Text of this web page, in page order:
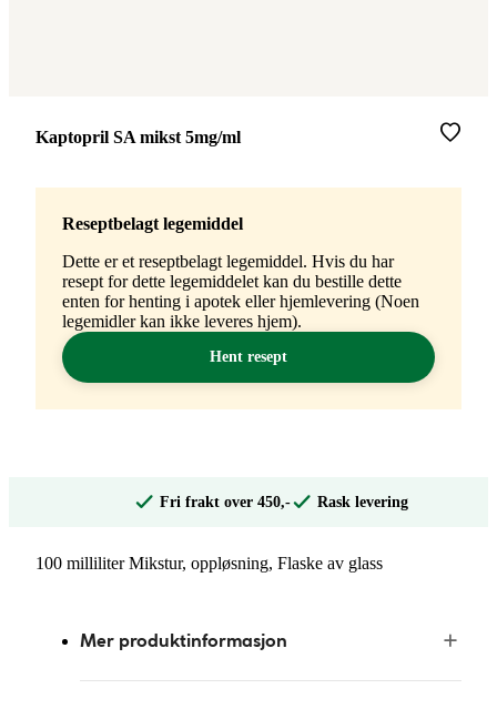
Merke:
Kaptopril SA mikst 5mg/ml
Reseptbelagt legemiddel
Dette er et reseptbelagt legemiddel. Hvis du har
resept for dette legemiddelet kan du bestille dette
enten for henting i apotek eller hjemlevering (Noen
legemidler kan ikke leveres hjem).
Hent resept
Fri frakt over 450,- Rask levering
100 milliliter Mikstur, oppløsning, Flaske av glass
Mer produktinformasjon